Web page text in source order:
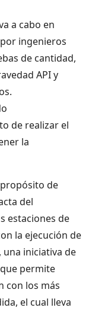
a cabo en
ingenieros
de cantidad,
API y
de realizar el
la
de
del
estaciones de
la ejecución de
iniciativa de
permite
con los más
el cual lleva